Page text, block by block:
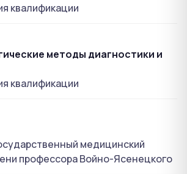
квалификации
методы диагностики и
квалификации
медицинский
профессора Войно-Ясенецкого